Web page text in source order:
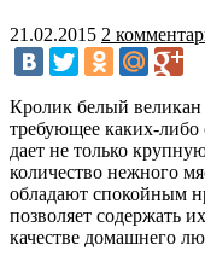
21.02.2015 2
Кролик белый великан
требующее каких-
дает не только
количество нежного
обладают спокойным
позволяет содержать
качестве домашнего